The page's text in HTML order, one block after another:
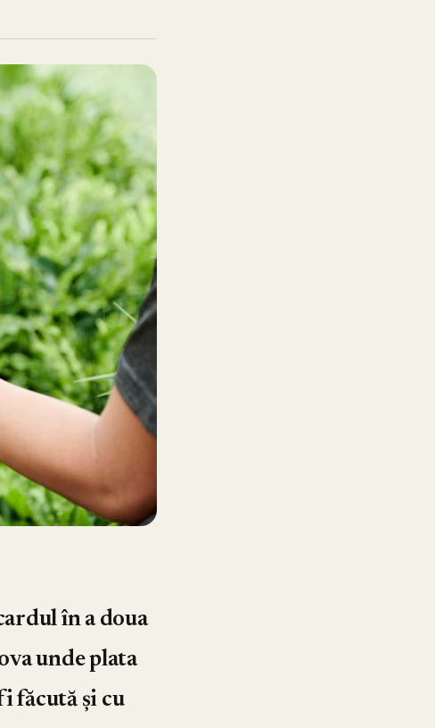
în a doua
unde plata
făcută și cu